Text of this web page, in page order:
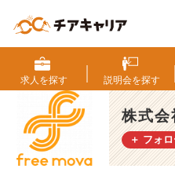
式
会
社
f
r
e
求人を探す 説明会を探す
株式
＋ フォ